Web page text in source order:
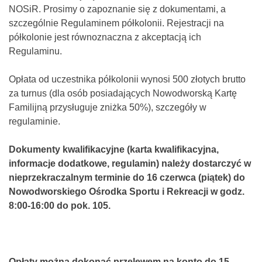
NOSiR. Prosimy o zapoznanie się z dokumentami, a
szczególnie Regulaminem półkolonii. Rejestracji na
półkolonie jest równoznaczna z akceptacją ich
Regulaminu.
Opłata od uczestnika półkolonii wynosi 500 złotych brutto
za turnus (dla osób posiadających Nowodworską Kartę
Familijną przysługuje zniżka 50%), szczegóły w
regulaminie.
Dokumenty kwalifikacyjne (karta kwalifikacyjna,
informacje dodatkowe, regulamin) należy dostarczyć w
nieprzekraczalnym terminie do 16 czerwca (piątek) do
Nowodworskiego Ośrodka Sportu i Rekreacji w godz.
8:00-16:00 do pok. 105.